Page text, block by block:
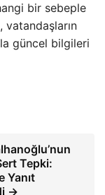
bir sebeple
vatandaşların
güncel bilgileri
Tepki:
Yanıt
→